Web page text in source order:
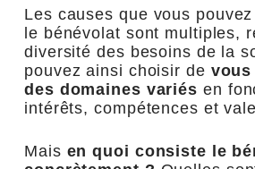
Les causes que vous
le bénévolat sont multiples,
diversité des besoins de la
pouvez ainsi choisir de vous
des domaines variés en
intérêts, compétences et
Mais en quoi consiste le